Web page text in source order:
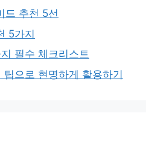
드 추천 5선
5가지
필수 체크리스트
으로 현명하게 활용하기